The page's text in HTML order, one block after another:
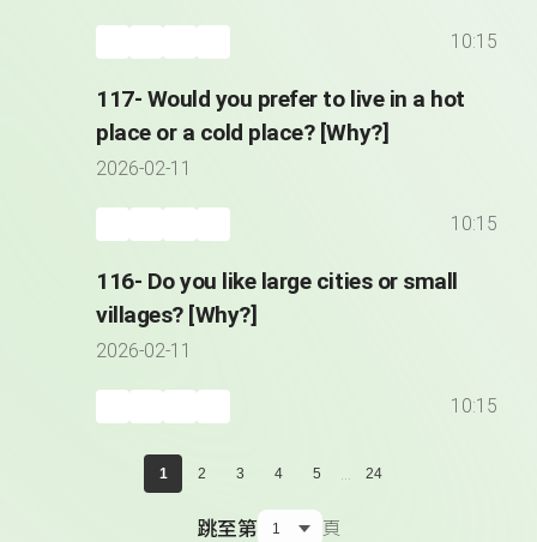
10:15
117- Would you prefer to live in a hot
place or a cold place? [Why?]
2026-02-11
10:15
116- Do you like large cities or small
villages? [Why?]
2026-02-11
10:15
1 2 3 4 5 ... 24
跳至第 頁